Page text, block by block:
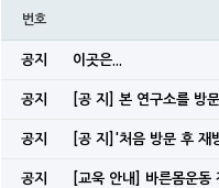
번호
공지 이곳은...
공지 [공 지] 본 연구소를 방
공지 [공 지]'처음 방문 후 재
공지 [교욱 안내] 바른몸운동